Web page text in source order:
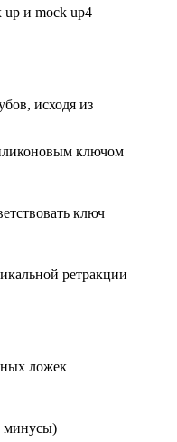
up и mock up4
исходя из
ключом
ключ
ретракции
ложек
минусы)